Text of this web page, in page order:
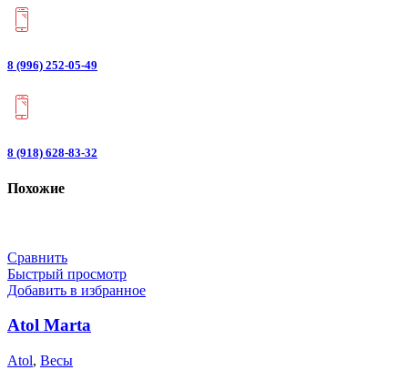
8 (996) 252-05-49
8 (918) 628-83-32
Похожие
Сравнить
Быстрый просмотр
Добавить в избранное
Atol Marta
Atol, Весы